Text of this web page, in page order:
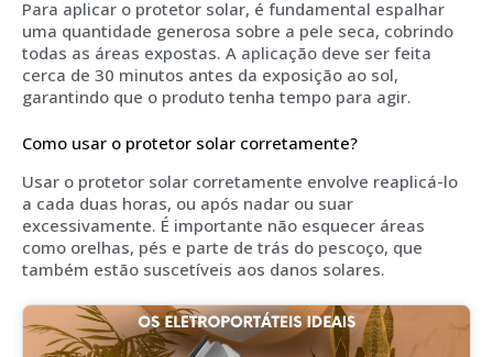
Para aplicar o protetor solar, é fundamental espalhar
uma quantidade generosa sobre a pele seca, cobrindo
todas as áreas expostas. A aplicação deve ser feita
cerca de 30 minutos antes da exposição ao sol,
garantindo que o produto tenha tempo para agir.
Como usar o protetor solar corretamente?
Usar o protetor solar corretamente envolve reaplicá-lo
a cada duas horas, ou após nadar ou suar
excessivamente. É importante não esquecer áreas
como orelhas, pés e parte de trás do pescoço, que
também estão suscetíveis aos danos solares.